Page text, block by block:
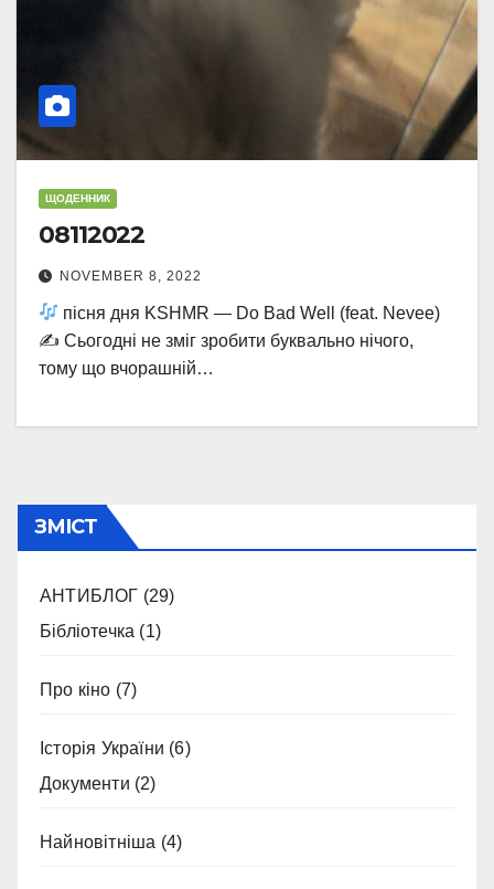
ЩОДЕННИК
08112022
NOVEMBER 8, 2022
пісня дня KSHMR — Do Bad Well (feat. Nevee)
✍ Сьогодні не зміг зробити буквально нічого,
тому що вчорашній…
ЗМІСТ
АНТИБЛОГ (29)
Бібліотечка (1)
Про кіно (7)
Історія України (6)
Документи (2)
Найновітніша (4)